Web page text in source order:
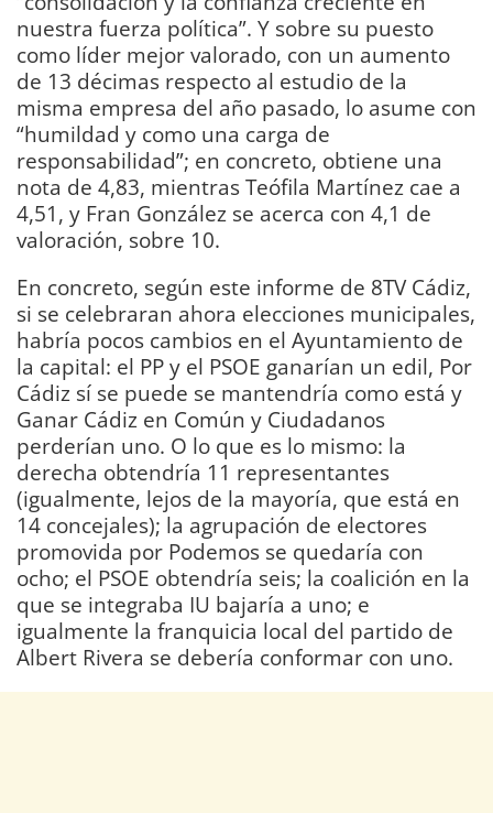
nuestra fuerza política”. Y sobre su puesto
como líder mejor valorado, con un aumento
de 13 décimas respecto al estudio de la
misma empresa del año pasado, lo asume con
“humildad y como una carga de
responsabilidad”; en concreto, obtiene una
nota de 4,83, mientras Teófila Martínez cae a
4,51, y Fran González se acerca con 4,1 de
valoración, sobre 10.
En concreto, según este informe de 8TV Cádiz,
si se celebraran ahora elecciones municipales,
habría pocos cambios en el Ayuntamiento de
la capital: el PP y el PSOE ganarían un edil, Por
Cádiz sí se puede se mantendría como está y
Ganar Cádiz en Común y Ciudadanos
perderían uno. O lo que es lo mismo: la
derecha obtendría 11 representantes
(igualmente, lejos de la mayoría, que está en
14 concejales); la agrupación de electores
promovida por Podemos se quedaría con
ocho; el PSOE obtendría seis; la coalición en la
que se integraba IU bajaría a uno; e
igualmente la franquicia local del partido de
Albert Rivera se debería conformar con uno.